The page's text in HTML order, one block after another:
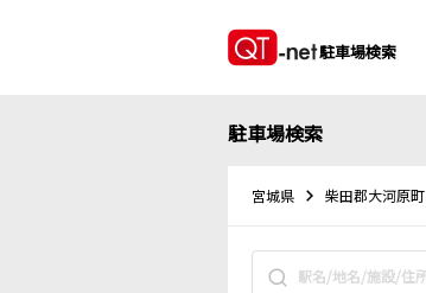
駐車場検索
駐車場検索
宮城県 柴田郡大河原町